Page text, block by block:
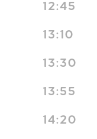
12:45
13:10
13:30
13:55
14:20